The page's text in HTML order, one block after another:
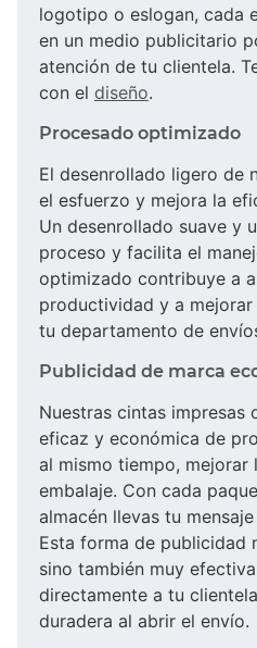
logotipo o eslogan, cada
en un medio publicitario
atención de tu clientela.
con el diseño.
Procesado optimizado
El desenrollado ligero de
el esfuerzo y mejora la
Un desenrollado suave y
proceso y facilita el
optimizado contribuye a
productividad y a
tu departamento de
Publicidad de marca
Nuestras cintas impresas
eficaz y económica de
al mismo tiempo, mejorar
embalaje. Con cada
almacén llevas tu
Esta forma de publicidad
sino también muy
directamente a tu
duradera al abrir el envío.